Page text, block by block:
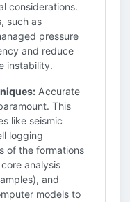
considerations.
such as
pressure
and reduce
instability.
Accurate
This
like seismic
logging
of the formations
analysis
and
models to